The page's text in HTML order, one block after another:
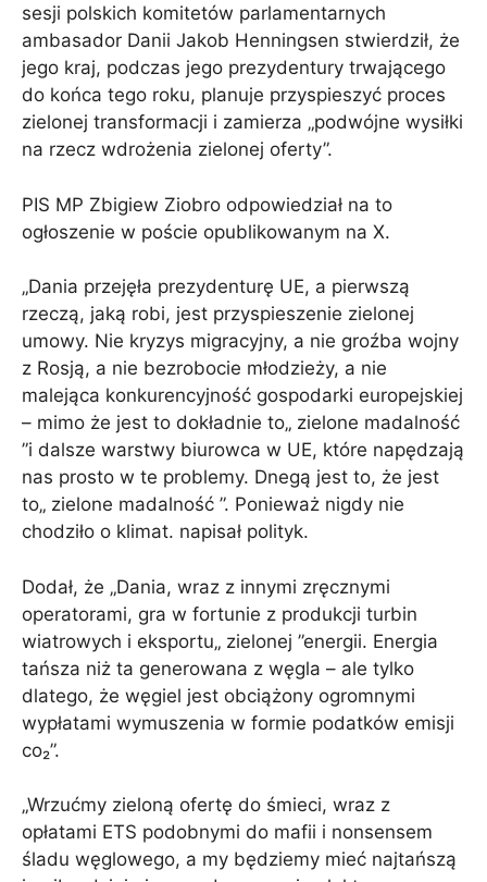
sesji polskich komitetów parlamentarnych
ambasador Danii Jakob Henningsen stwierdził, że
jego kraj, podczas jego prezydentury trwającego
do końca tego roku, planuje przyspieszyć proces
zielonej transformacji i zamierza „podwójne wysiłki
na rzecz wdrożenia zielonej oferty”.
PIS MP Zbigiew Ziobro odpowiedział na to
ogłoszenie w poście opublikowanym na X.
„Dania przejęła prezydenturę UE, a pierwszą
rzeczą, jaką robi, jest przyspieszenie zielonej
umowy. Nie kryzys migracyjny, a nie groźba wojny
z Rosją, a nie bezrobocie młodzieży, a nie
malejąca konkurencyjność gospodarki europejskiej
– mimo że jest to dokładnie to„ zielone madalność
”i dalsze warstwy biurowca w UE, które napędzają
nas prosto w te problemy. Dnegą jest to, że jest
to„ zielone madalność ”. Ponieważ nigdy nie
chodziło o klimat. napisał polityk.
Dodał, że „Dania, wraz z innymi zręcznymi
operatorami, gra w fortunie z produkcji turbin
wiatrowych i eksportu„ zielonej ”energii. Energia
tańsza niż ta generowana z węgla – ale tylko
dlatego, że węgiel jest obciążony ogromnymi
wypłatami wymuszenia w formie podatków emisji
co₂”.
„Wrzućmy zieloną ofertę do śmieci, wraz z
opłatami ETS podobnymi do mafii i nonsensem
śladu węglowego, a my będziemy mieć najtańszą